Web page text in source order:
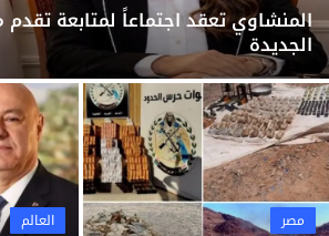
المنشاوي تعقد اجتماعاً لمتابعة
الجديدة
مصر العالم